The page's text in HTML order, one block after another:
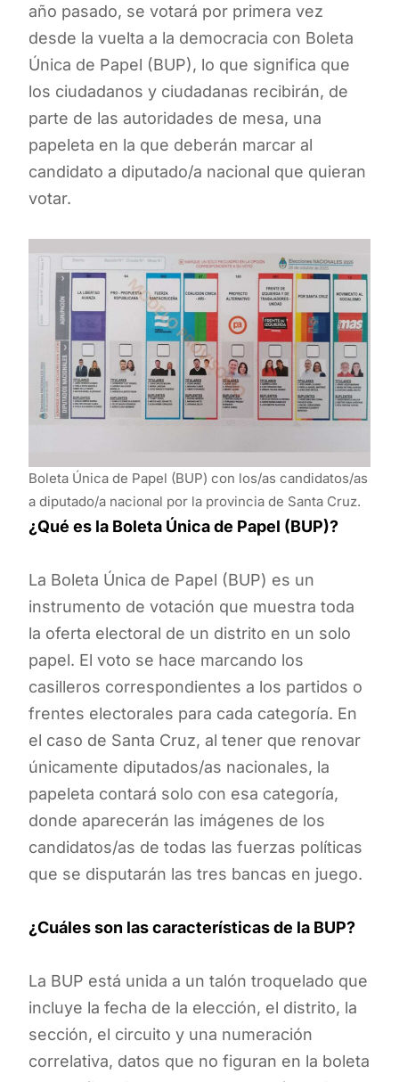
año pasado, se votará por primera vez
desde la vuelta a la democracia con Boleta
Única de Papel (BUP), lo que significa que
los ciudadanos y ciudadanas recibirán, de
parte de las autoridades de mesa, una
papeleta en la que deberán marcar al
candidato a diputado/a nacional que quieran
votar.
Boleta Única de Papel (BUP) con los/as candidatos/as
a diputado/a nacional por la provincia de Santa Cruz.
¿Qué es la Boleta Única de Papel (BUP)?
La Boleta Única de Papel (BUP) es un
instrumento de votación que muestra toda
la oferta electoral de un distrito en un solo
papel. El voto se hace marcando los
casilleros correspondientes a los partidos o
frentes electorales para cada categoría. En
el caso de Santa Cruz, al tener que renovar
únicamente diputados/as nacionales, la
papeleta contará solo con esa categoría,
donde aparecerán las imágenes de los
candidatos/as de todas las fuerzas políticas
que se disputarán las tres bancas en juego.
¿Cuáles son las características de la BUP?
La BUP está unida a un talón troquelado que
incluye la fecha de la elección, el distrito, la
sección, el circuito y una numeración
correlativa, datos que no figuran en la boleta